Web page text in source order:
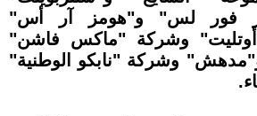
فور لس" و"هومز آر أس"
أوتليت" وشركة "ماكس فاشن"
وشركة "نابكو الوطنية"